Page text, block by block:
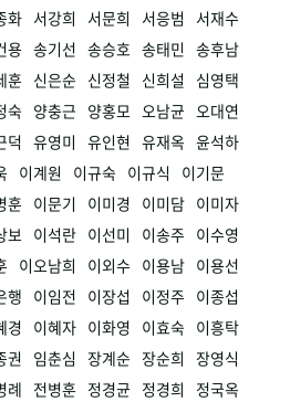
화 서강희 서문희 서응범
서재수
용 송기선 송승호 송태민 송후남
훈 신은순 신정철 신희설
심영택
숙 양충근 양홍모 오남균 오대연
덕 유영미 유인현 유재옥 윤석하
이계원 이규숙 이규식
이기문
훈 이문기 이미경 이미담 이미자
보 이석란 이선미 이송주 이수영
이오남희 이외수 이용남 이용선
행 이임전 이장섭 이정주 이종섭
경 이혜자 이화영 이효숙 이흥탁
권 임춘심 장계순 장순희 장영식
례 전병훈 정경균 정경희
정국옥